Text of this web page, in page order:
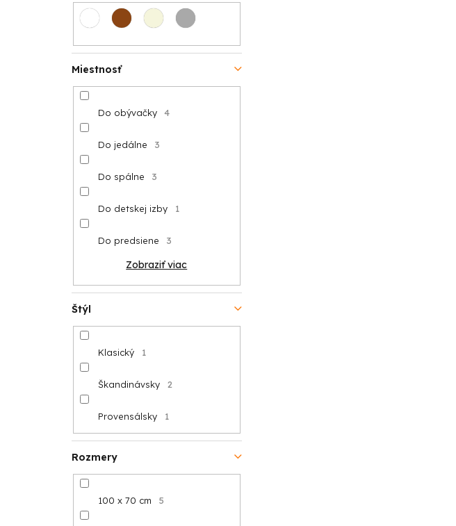
Rozmery
100 x 70 cm 5
Miestnosť
Do obývačky 4
Do jedálne 3
Do spálne 3
Do detskej izby 1
Do predsiene 3
Zobraziť viac
Štýl
Klasický 1
Škandinávsky 2
Provensálsky 1